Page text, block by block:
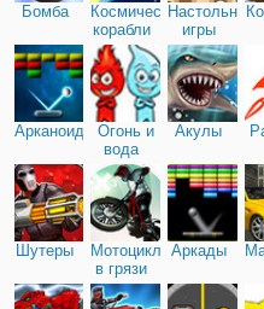
Бомба
Космические
корабли
Настольные
игры
Арканоид
Огонь и
вода
Акулы
Шутеры
Мотоциклы
в грязи
Аркады